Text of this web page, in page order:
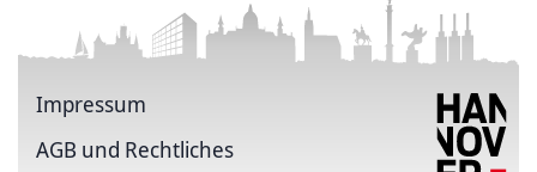
Impressum
AGB und Rechtliches